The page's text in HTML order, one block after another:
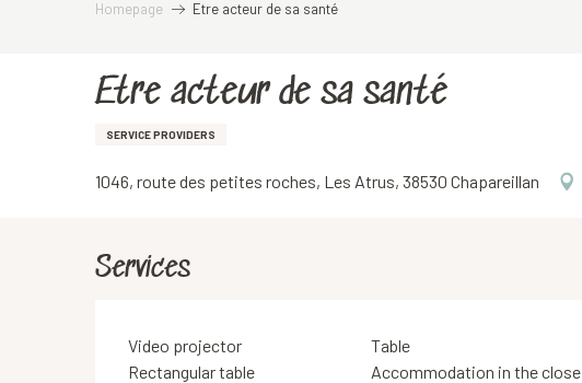
Homepage Etre acteur de sa santé
Etre acteur de sa santé
SERVICE PROVIDERS
1046, route des petites roches, Les Atrus, 38530 Chapareillan
Services
Video projector Table
Rectangular table
Accommodation in the close